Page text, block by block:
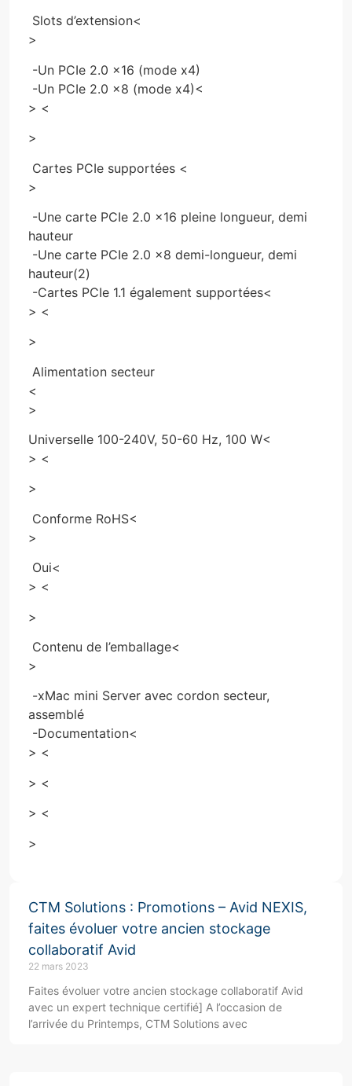
Slots d’extension<
>
-Un PCIe 2.0 x16 (mode x4)
-Un PCIe 2.0 x8 (mode x4)<
> <
>
Cartes PCIe supportées <
>
-Une carte PCIe 2.0 x16 pleine longueur, demi
hauteur
-Une carte PCIe 2.0 x8 demi-longueur, demi
hauteur(2)
-Cartes PCIe 1.1 également supportées<
> <
>
Alimentation secteur
<
>
Universelle 100-240V, 50-60 Hz, 100 W<
> <
>
Conforme RoHS<
>
Oui<
> <
>
Contenu de l’emballage<
>
-xMac mini Server avec cordon secteur,
assemblé
-Documentation<
> <
> <
> <
>
CTM Solutions : Promotions – Avid NEXIS,
faites évoluer votre ancien stockage
collaboratif Avid
22 mars 2023
Faites évoluer votre ancien stockage collaboratif Avid
avec un expert technique certifié] A l’occasion de
l’arrivée du Printemps, CTM Solutions avec